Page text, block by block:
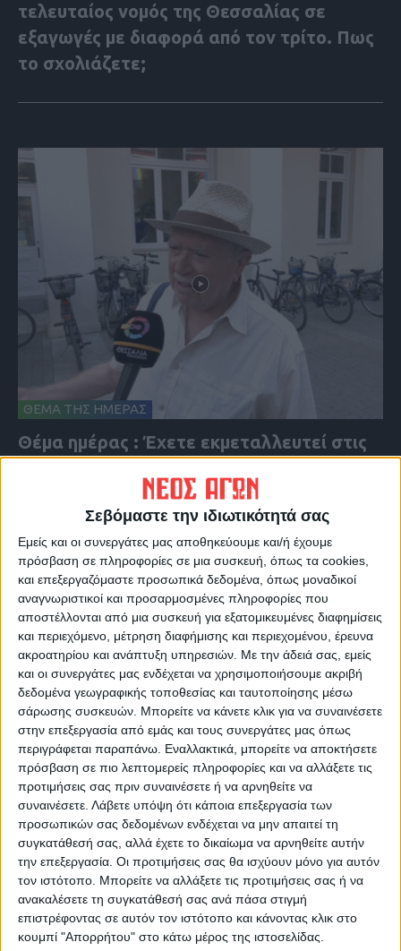
Σεβόμαστε την ιδιωτικότητά σας
Εμείς και οι συνεργάτες μας αποθηκεύουμε και/ή έχουμε
πρόσβαση σε πληροφορίες σε μια συσκευή, όπως τα cookies,
και επεξεργαζόμαστε προσωπικά δεδομένα, όπως μοναδικοί
αναγνωριστικοί και προσαρμοσμένες πληροφορίες που
αποστέλλονται από μια συσκευή για εξατομικευμένες διαφημίσεις
και περιεχόμενο, μέτρηση διαφήμισης και περιεχομένου, έρευνα
ακροατηρίου και ανάπτυξη υπηρεσιών. Με την άδειά σας, εμείς
και οι συνεργάτες μας ενδέχεται να χρησιμοποιήσουμε ακριβή
δεδομένα γεωγραφικής τοποθεσίας και ταυτοποίησης μέσω
σάρωσης συσκευών. Μπορείτε να κάνετε κλικ για να συναινέσετε
στην επεξεργασία από εμάς και τους συνεργάτες μας όπως
περιγράφεται παραπάνω. Εναλλακτικά, μπορείτε να αποκτήσετε
πρόσβαση σε πιο λεπτομερείς πληροφορίες και να αλλάξετε τις
προτιμήσεις σας πριν συναινέσετε ή να αρνηθείτε να
συναινέσετε. Λάβετε υπόψη ότι κάποια επεξεργασία των
προσωπικών σας δεδομένων ενδέχεται να μην απαιτεί τη
συγκατάθεσή σας, αλλά έχετε το δικαίωμα να αρνηθείτε αυτήν
την επεξεργασία. Οι προτιμήσεις σας θα ισχύουν μόνο για αυτόν
τον ιστότοπο. Μπορείτε να αλλάξετε τις προτιμήσεις σας ή να
ανακαλέσετε τη συγκατάθεσή σας ανά πάσα στιγμή
επιστρέφοντας σε αυτόν τον ιστότοπο και κάνοντας κλικ στο
κουμπί "Απορρήτου" στο κάτω μέρος της ιστοσελίδας.
τελευταίος νομός της Θεσσαλίας σε
εξαγωγές με διαφορά από τον τρίτο. Πως
το σχολιάζετε;
ΘΕΜΑ ΤΗΣ ΗΜΕΡΑΣ
Θέμα ημέρας : Έχετε εκμεταλλευτεί στις
ΘΕΜΑ ΤΗΣ ΗΜΕΡΑΣ
Θέμα ημέρας : Οι συνταξιούχοι ζητούν να
επιστραφεί η 13η σύνταξη. Συμφωνείτε;